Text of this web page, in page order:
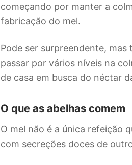
começando por manter a
fabricação do mel.
Pode ser surpreendente, mas
passar por vários níveis na
de casa em busca do néctar
O que as abelhas comem
O mel não é a única refeição
com secreções doces de